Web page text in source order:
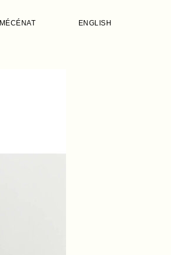
MÉCÉNAT ENGLISH